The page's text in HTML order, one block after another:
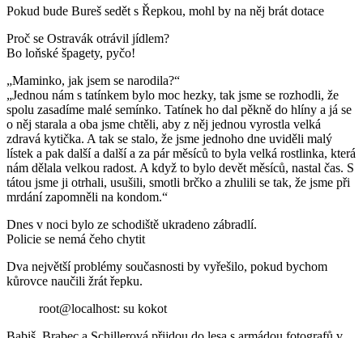
Pokud bude Bureš sedět s Řepkou, mohl by na něj brát dotace
Proč se Ostravák otrávil jídlem?
Bo loňské špagety, pyčo!
„Maminko, jak jsem se narodila?“
„Jednou nám s tatínkem bylo moc hezky, tak jsme se rozhodli, že
spolu zasadíme malé semínko. Tatínek ho dal pěkně do hlíny a já se
o něj starala a oba jsme chtěli, aby z něj jednou vyrostla velká
zdravá kytička. A tak se stalo, že jsme jednoho dne uviděli malý
lístek a pak další a další a za pár měsíců to byla velká rostlinka, která
nám dělala velkou radost. A když to bylo devět měsíců, nastal čas. S
tátou jsme ji otrhali, usušili, smotli brčko a zhulili se tak, že jsme při
mrdání zapomněli na kondom.“
Dnes v noci bylo ze schodiště ukradeno zábradlí.
Policie se nemá čeho chytit
Dva největší problémy současnosti by vyřešilo, pokud bychom
kůrovce naučili žrát řepku.
root@localhost: su kokot